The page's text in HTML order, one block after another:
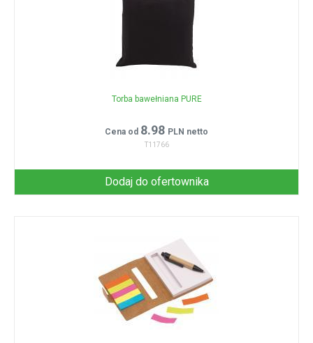
Torba bawełniana PURE
Cena od 8.98 PLN netto
T11766
Dodaj do ofertownika